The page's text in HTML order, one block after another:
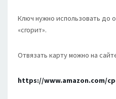
Ключ нужно использовать до
«сгорит».
Отвязать карту можно на
https://www.amazon.com/